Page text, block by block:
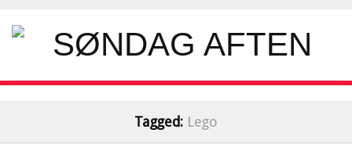
Tagged: Lego